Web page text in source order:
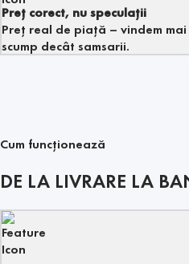
Preț corect, nu speculații
Preț real de piață – vindem mai
scump decât samsarii.
Cum funcționează
DE LA LIVRARE LA